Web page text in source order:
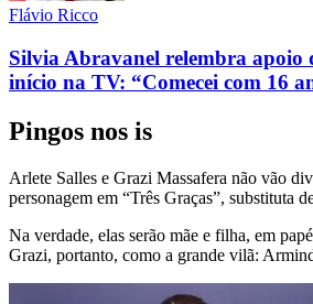
Flávio Ricco
Silvia Abravanel relembra apoio
início na TV: “Comecei com 16
Pingos nos is
Arlete Salles e Grazi Massafera não vão
personagem em “Três Graças”, substituta
Na verdade, elas serão mãe e filha, em
Grazi, portanto, como a grande vilã: